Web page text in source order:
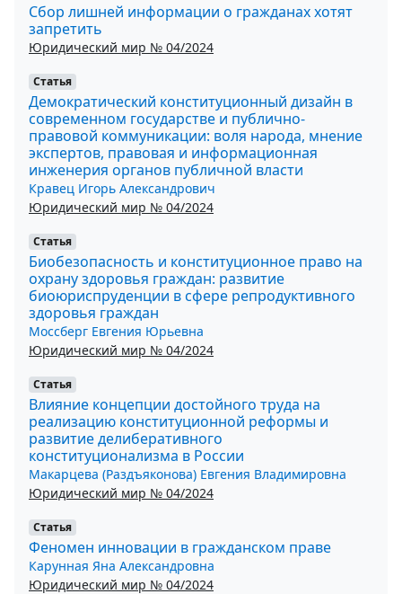
Сбор лишней информации о гражданах хотят
запретить
Юридический мир № 04/2024
Статья
Демократический конституционный дизайн в
современном государстве и публично-
правовой коммуникации: воля народа, мнение
экспертов, правовая и информационная
инженерия органов публичной власти
Кравец Игорь Александрович
Юридический мир № 04/2024
Статья
Биобезопасность и конституционное право на
охрану здоровья граждан: развитие
биоюриспруденции в сфере репродуктивного
здоровья граждан
Моссберг Евгения Юрьевна
Юридический мир № 04/2024
Статья
Влияние концепции достойного труда на
реализацию конституционной реформы и
развитие делиберативного
конституционализма в России
Макарцева (Раздъяконова) Евгения Владимировна
Юридический мир № 04/2024
Статья
Феномен инновации в гражданском праве
Карунная Яна Александровна
Юридический мир № 04/2024